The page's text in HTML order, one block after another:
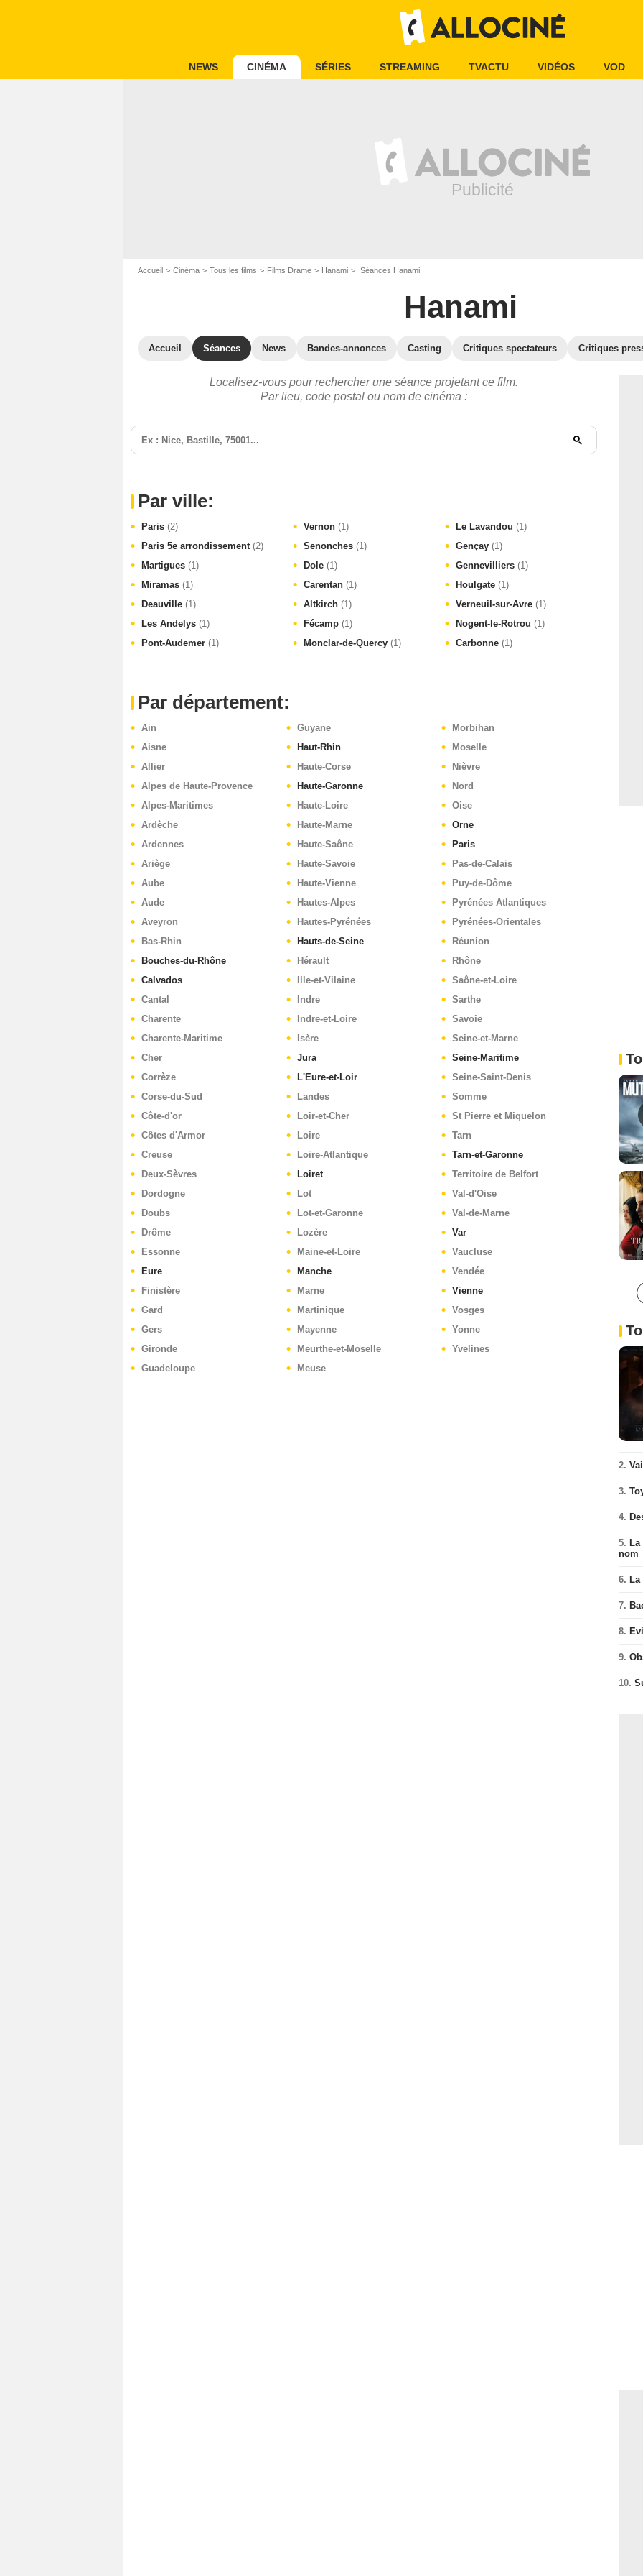
NEWS CINÉMA SÉRIES STREAMING TVACTU VIDÉOS VOD
Accueil Cinéma Tous les films Films Drame Hanami Séances Hanami
Hanami
Accueil Séances News Bandes-annonces Casting Critiques spectateurs Critiques
Localisez-vous pour rechercher une séance projetant ce film.
Par lieu, code postal ou nom de cinéma :
Par ville:
Paris (2)
Paris 5e arrondissement (2)
Martigues (1)
Miramas (1)
Deauville (1)
Les Andelys (1)
Pont-Audemer (1)
Vernon (1)
Senonches (1)
Dole (1)
Carentan (1)
Altkirch (1)
Fécamp (1)
Monclar-de-Quercy (1)
Le Lavandou (1)
Gençay (1)
Gennevilliers (1)
Houlgate (1)
Verneuil-sur-Avre (1)
Nogent-le-Rotrou (1)
Carbonne (1)
Par département:
Ain
Aisne
Allier
Alpes de Haute-Provence
Alpes-Maritimes
Ardèche
Ardennes
Ariège
Aube
Aude
Aveyron
Bas-Rhin
Bouches-du-Rhône
Calvados
Cantal
Charente
Charente-Maritime
Cher
Corrèze
Corse-du-Sud
Côte-d'or
Côtes d'Armor
Creuse
Deux-Sèvres
Dordogne
Doubs
Drôme
Essonne
Eure
Finistère
Gard
Gers
Gironde
Guadeloupe
Guyane
Haut-Rhin
Haute-Corse
Haute-Garonne
Haute-Loire
Haute-Marne
Haute-Saône
Haute-Savoie
Haute-Vienne
Hautes-Alpes
Hautes-Pyrénées
Hauts-de-Seine
Hérault
Ille-et-Vilaine
Indre
Indre-et-Loire
Isère
Jura
L'Eure-et-Loir
Landes
Loir-et-Cher
Loire
Loire-Atlantique
Loiret
Lot
Lot-et-Garonne
Lozère
Maine-et-Loire
Manche
Marne
Martinique
Mayenne
Meurthe-et-Moselle
Meuse
Morbihan
Moselle
Nièvre
Nord
Oise
Orne
Paris
Pas-de-Calais
Puy-de-Dôme
Pyrénées Atlantiques
Pyrénées-Orientales
Réunion
Rhône
Saône-et-Loire
Sarthe
Savoie
Seine-et-Marne
Seine-Maritime
Seine-Saint-Denis
Somme
St Pierre et Miquelon
Tarn
Tarn-et-Garonne
Territoire de Belfort
Val-d'Oise
Val-de-Marne
Var
Vaucluse
Vendée
Vienne
Vosges
Yonne
Yvelines
2.
3.
4.
5.
nom
6.
7.
8.
9.
10.